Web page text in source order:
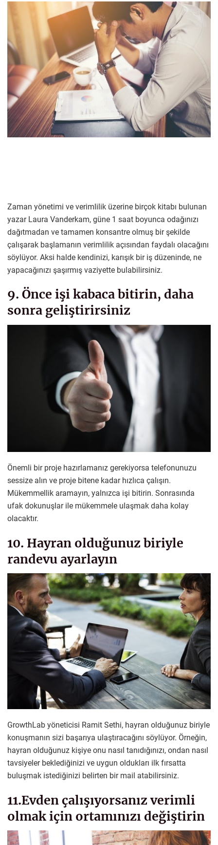
Zaman yönetimi ve verimlilik üzerine birçok kitabı bulunan
yazar Laura Vanderkam, güne 1 saat boyunca odağınızı
dağıtmadan ve tamamen konsantre olmuş bir şekilde
çalışarak başlamanın verimlilik açısından faydalı olacağını
söylüyor. Aksi halde kendinizi, karışık bir iş düzeninde, ne
yapacağınızı şaşırmış vaziyette bulabilirsiniz.
9. Önce işi kabaca bitirin, daha
sonra geliştirirsiniz
Önemli bir proje hazırlamanız gerekiyorsa telefonunuzu
sessize alın ve proje bitene kadar hızlıca çalışın.
Mükemmellik aramayın, yalnızca işi bitirin. Sonrasında
ufak dokunuşlar ile mükemmele ulaşmak daha kolay
olacaktır.
10. Hayran olduğunuz biriyle
randevu ayarlayın
GrowthLab yöneticisi Ramit Sethi, hayran olduğunuz biriyle
konuşmanın sizi başarıya ulaştıracağını söylüyor. Örneğin,
hayran olduğunuz kişiye onu nasıl tanıdığınızı, ondan nasıl
tavsiyeler beklediğinizi ve uygun oldukları ilk fırsatta
buluşmak istediğinizi belirten bir mail atabilirsiniz.
11.Evden çalışıyorsanız verimli
olmak için ortamınızı değiştirin